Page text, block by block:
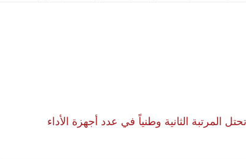
الثانية وطنياً في عدد أجهزة الأداء